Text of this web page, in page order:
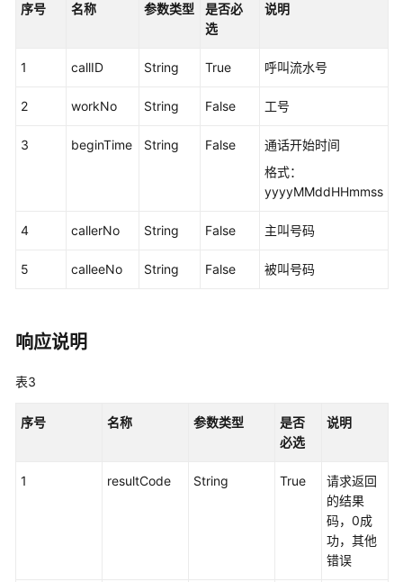
（API
接
口
序号 名称 参数类型
是否必
选
说明
1 callID String True 呼叫流水号
2 workNo String False 工号
3 beginTime String False
通话开始时间
格式：
yyyyMMddHHmmss
4 callerNo String False 主叫号码
5 calleeNo String False 被叫号码
响应说明
表3
序号 名称 参数类型
是否
必选
说明
1 resultCode String True
请求返回
的结果
码，0成
功，其他
错误